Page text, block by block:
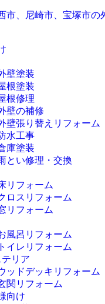
壁塗装
根塗装
根修理
壁の補修
壁張り替えリフォーム
水工事
庫塗装
とい修理・交換
リフォーム
ロスリフォーム
リフォーム
風呂リフォーム
トイレリフォーム
リア
ッドデッキリフォーム
関リフォーム
向け